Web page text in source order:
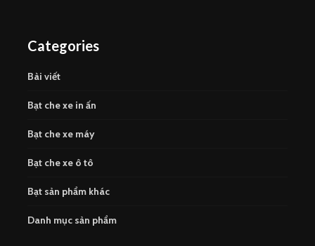
Categories
Bài viết
Bạt che xe in ấn
Bạt che xe máy
Bạt che xe ô tô
Bạt sản phẩm khác
Danh mục sản phẩm